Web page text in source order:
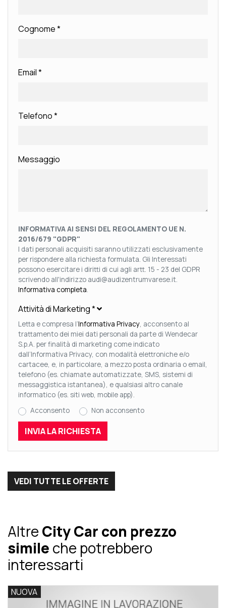
Cognome*
Email*
Telefono*
Messaggio
INFORMATIVA AI SENSI DEL REGOLAMENTO UE N.
2016/679 "GDPR"
I dati personali acquisiti saranno utilizzati esclusivamente
per rispondere alla richiesta formulata. Gli Interessati
possono esercitare i diritti di cui agli artt. 15 - 23 del GDPR
scrivendo all'indirizzo audi@audizentrumvarese.it.
Informativa completa
Attività di Marketing*
Letta e compresa l’Informativa Privacy , acconsento al
trattamento dei miei dati personali da parte di Wendecar
S.p.A. per finalità di marketing come indicato
dall’Informativa Privacy, con modalità elettroniche e/o
cartacee, e, in particolare, a mezzo posta ordinaria o email,
telefono (es. chiamate automatizzate, SMS, sistemi di
messaggistica istantanea), e qualsiasi altro canale
informatico (es. siti web, mobile app).
Acconsento
Non acconsento
VEDI TUTTE LE OFFERTE
AltreCity Car con prezzo
simile che potrebbero
interessarti
NUOVA